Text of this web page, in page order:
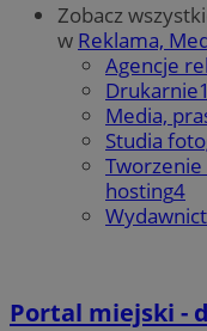
Zobacz
w Reklama,
Agencje
Drukarnie
Media,
Studia
hosting4
Portal miejski -